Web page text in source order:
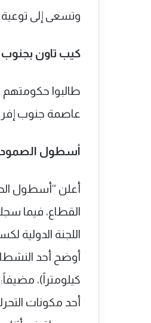
وتسعى إلى توعية
كيب تاون بجنوب
طالبوا
عاصمة جنوب
أسطول الصمود
القطاع، فيما
اللجنة الدولية
كيلومتراً)،
أحد مكونات